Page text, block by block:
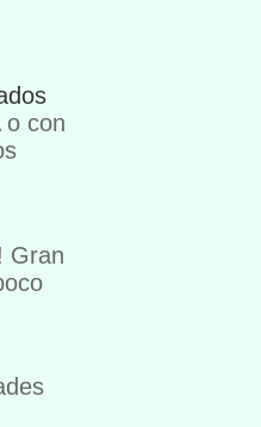
o con
Gran